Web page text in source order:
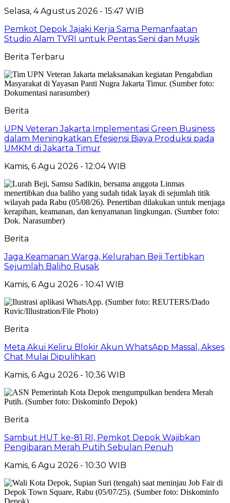
Selasa, 4 Agustus 2026 - 15:47 WIB
Pemkot Depok Jajaki Kerja Sama Pemanfaatan
Studio Alam TVRI untuk Pentas Seni dan Musik
Berita Terbaru
Berita
UPN Veteran Jakarta Implementasi Green Business
dalam Meningkatkan Efesiensi Biaya Produksi pada
UMKM di Jakarta Timur
Kamis, 6 Agu 2026 - 12:04 WIB
Berita
Jaga Keamanan Warga, Kelurahan Beji Tertibkan
Sejumlah Baliho Rusak
Kamis, 6 Agu 2026 - 10:41 WIB
Berita
Meta Akui Keliru Blokir Akun WhatsApp Massal, Akses
Chat Mulai Dipulihkan
Kamis, 6 Agu 2026 - 10:36 WIB
Berita
Sambut HUT ke-81 RI, Pemkot Depok Wajibkan
Pengibaran Merah Putih Sebulan Penuh
Kamis, 6 Agu 2026 - 10:30 WIB